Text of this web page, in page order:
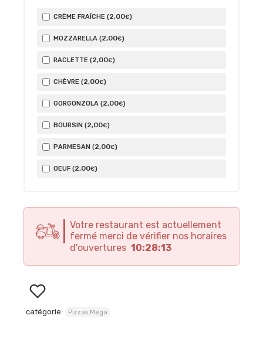
CRÈME FRAÎCHE (2,00€)
MOZZARELLA (2,00€)
RACLETTE (2,00€)
CHÈVRE (2,00€)
GORGONZOLA (2,00€)
BOURSIN (2,00€)
PARMESAN (2,00€)
OEUF (2,00€)
Votre restaurant est actuellement
fermé merci de vérifier nos horaires
d'ouvertures 10:28:13
catégorie Pizzas Méga